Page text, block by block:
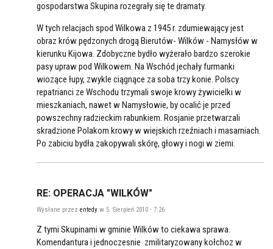
gospodarstwa Skupina rozegrały się te dramaty.
W tych relacjach spod Wilkowa z 1945 r. zdumiewający jest
obraz krów pędzonych drogą Bierutów- Wilków - Namysłów w
kierunku Kijowa. Zdobyczne bydło wyżerało bardzo szerokie
pasy upraw pod Wilkowem. Na Wschód jechały furmanki
wiozące łupy, zwykle ciągnące za soba trzy konie. Polscy
repatrianci ze Wschodu trzymali swoje krowy żywicielki w
mieszkaniach, nawet w Namysłowie, by ocalić je przed
powszechny radzieckim rabunkiem. Rosjanie przetwarzali
skradzione Polakom krowy w wiejskich rzeźniach i masarniach.
Po zabiciu bydła zakopywali skórę, głowy i nogi w ziemi.
RE: OPERACJA "WILKÓW"
Wysłane przez entedy w 5. Sierpień 2010 - 7:26
Z tymi Skupinami w gminie Wilków to ciekawa sprawa.
Komendantura i jednoczesnie zmilitaryzowany kołchoz w